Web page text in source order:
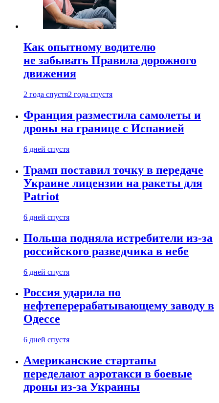
Как опытному водителю
не забывать Правила дорожного
движения
2 года спустя2 года спустя
Франция разместила самолеты и
дроны на границе с Испанией
6 дней спустя
Трамп поставил точку в передаче
Украине лицензии на ракеты для
Patriot
6 дней спустя
Польша подняла истребители из-за
российского разведчика в небе
6 дней спустя
Россия ударила по
нефтеперерабатывающему заводу в
Одессе
6 дней спустя
Американские стартапы
переделают аэротакси в боевые
дроны из-за Украины